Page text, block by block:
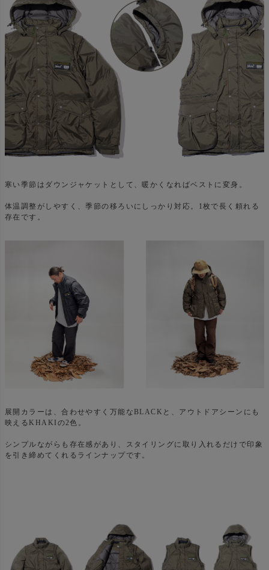
寒い季節はダウンジャケットとして、暖かくなればベストに変身。
体温調整がしやすく、季節の移ろいにしっかり対応。1枚で長く頼れる
存在です。
展開カラーは、合わせやすく万能なBLACKと、アウトドアシーンにも
映えるKHAKIの2色。
シンプルながらも存在感があり、スタイリングに取り入れるだけで印象
を引き締めてくれるラインナップです。